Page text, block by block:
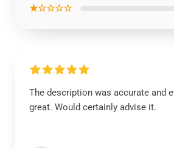
★☆☆☆☆
The description was accurate and
great. Would certainly advise it.